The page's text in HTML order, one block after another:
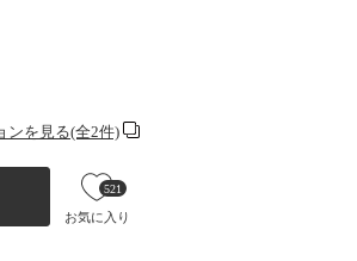
ンを見る(全2件)
お気に入り
521